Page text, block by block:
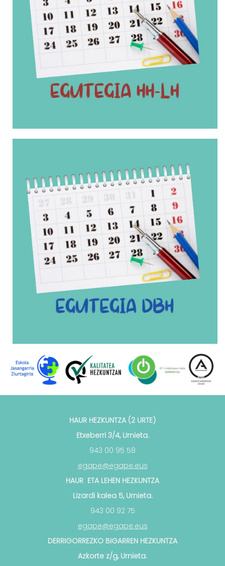
HAUR HEZKUNTZA (2 URTE)
Etxeberri 3/4, Urnieta.
943 00 95 58
egape@egape.eus
HAUR ETA LEHEN HEZKUNTZA
Lizardi kalea 5, Urnieta.
943 00 92 75
egape@egape.eus
DERRIGORREZKO BIGARREN HEZKUNTZA
Azkorte z/g, Urnieta.